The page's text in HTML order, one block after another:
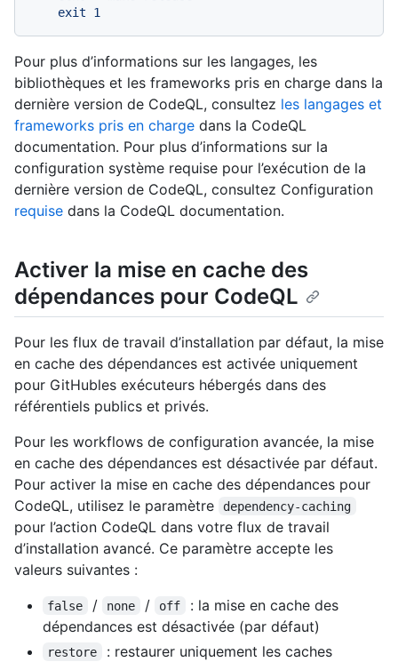
Pour plus d’informations sur les langages, les
bibliothèques et les frameworks pris en charge dans la
dernière version de CodeQL, consultez les langages et
frameworks pris en charge dans la CodeQL
documentation. Pour plus d’informations sur la
configuration système requise pour l’exécution de la
dernière version de CodeQL, consultez Configuration
requise dans la CodeQL documentation.
Activer la mise en cache des
dépendances pour CodeQL
Pour les flux de travail d’installation par défaut, la mise
en cache des dépendances est activée uniquement
pour GitHubles exécuteurs hébergés dans des
référentiels publics et privés.
Pour les workflows de configuration avancée, la mise
en cache des dépendances est désactivée par défaut.
Pour activer la mise en cache des dépendances pour
CodeQL, utilisez le paramètre
dependency-caching
pour l’action CodeQL dans votre flux de travail
d’installation avancé. Ce paramètre accepte les
valeurs suivantes :
false / none / off
: la mise en cache des
dépendances est désactivée (par défaut)
restore
: restaurer uniquement les caches